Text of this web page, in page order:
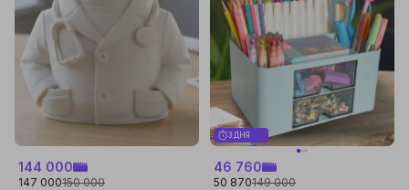
144 000
147 000150 000
3 ДНЯ
46 760
50 870149 000